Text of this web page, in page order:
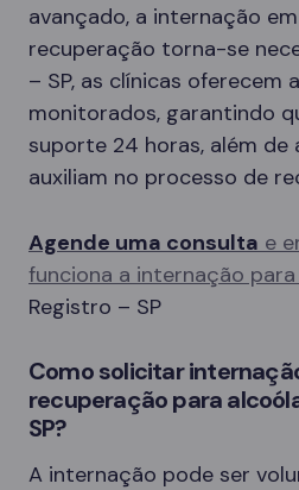
avançado, a internação
recuperação torna-se
– SP, as clínicas oferecem
monitorados, garantindo
suporte 24 horas, além de
auxiliam no processo de
Agende uma consulta e
funciona a internação
Registro – SP
Como solicitar
recuperação para
SP?
A internação pode ser